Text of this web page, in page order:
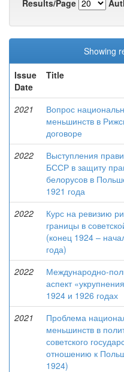
Results/Page
Showing
Issue
Date
Title
2021
Вопрос
меньшинств в
договоре
2022
Выступления
БССР в защиту
белорусов в
1921 года
2022
Курс на ревизию
границы в
(конец 1924 –
года)
2022
Международно-
аспект
1924 и 1926 годах
2021
Проблема
меньшинств в
советского
отношению к
1924)